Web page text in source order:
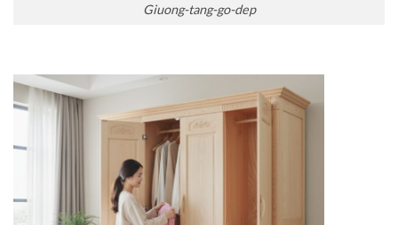
Giuong-tang-go-dep